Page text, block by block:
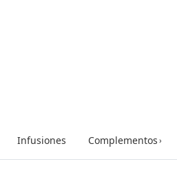
Infusiones Complementos›